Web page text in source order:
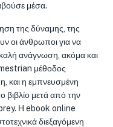
μέσα.
της δύναμης, της
οι άνθρωποι για να
ανάγνωση, ακόμα και
μέθοδος
και η εμπνευσμένη
βιβλίο μετά από την
Η ebook online
διεξαγόμενη